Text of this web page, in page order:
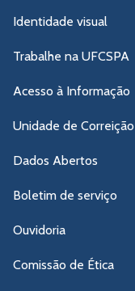
Identidade visual
Trabalhe na UFCSPA
Acesso à Informação
Unidade de Correição
Dados Abertos
Boletim de serviço
Ouvidoria
Comissão de Ética